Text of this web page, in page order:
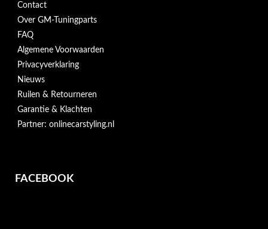
Contact
Over GM-Tuningparts
FAQ
Algemene Voorwaarden
Privacyverklaring
Nieuws
Ruilen & Retourneren
Garantie & Klachten
Partner: onlinecarstyling.nl
FACEBOOK